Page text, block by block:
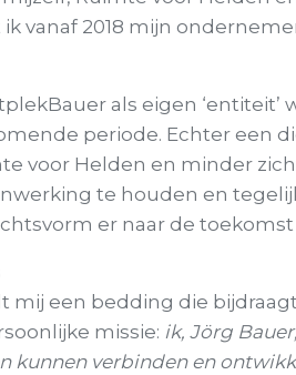
vanaf 2018 mijn
als eigen ‘entiteit’
periode. Echter een
voor Helden en minder
te houden en
er naar de
mij een bedding die
missie: ik, Jörg
kunnen verbinden en